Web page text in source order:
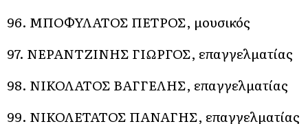
96. ΜΠΟΦΥΛΑΤΟΣ ΠΕΤΡΟΣ, μουσικός
97. ΝΕΡΑΝΤΖΙΝΗΣ ΓΙΩΡΓΟΣ, επαγγελματίας
98. ΝΙΚΟΛΑΤΟΣ ΒΑΓΓΕΛΗΣ, επαγγελματίας
99. ΝΙΚΟΛΕΤΑΤΟΣ ΠΑΝΑΓΗΣ, επαγγελματίας